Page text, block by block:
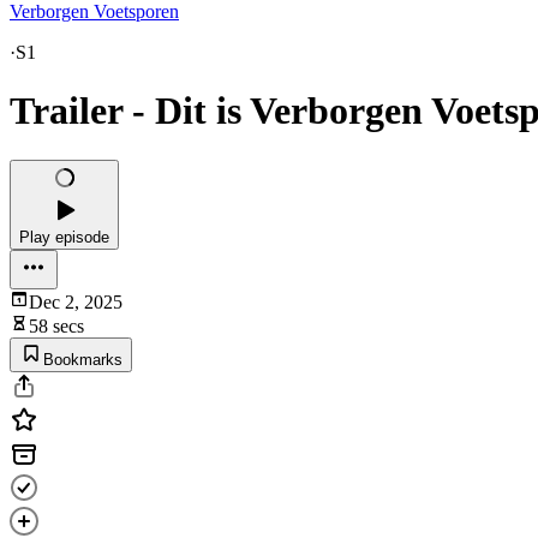
Verborgen Voetsporen
·S1
Trailer - Dit is Verborgen
Play episode
Dec 2, 2025
58 secs
Bookmarks